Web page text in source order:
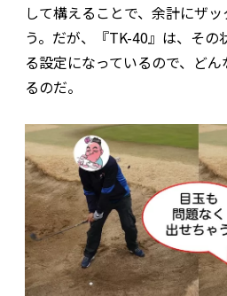
して構えることで、余計にザ
う。だが、『TK-40』は、その
る設定になっているので、ど
るのだ。